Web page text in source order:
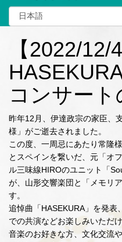
【2022/12/
コンサー
昨年12 月、伊達政宗の家臣、
様」がご逝去されました。
この度、一周忌にあたり常隆
とスペインを繋いだ、元「オ
ル三味線HIROのユニット「
が、山形交響楽団と「メモリ
す。
追悼曲「HASEKURA 」を発表
での共演などお楽しみいただけ
音楽のお好きな方、文化交流